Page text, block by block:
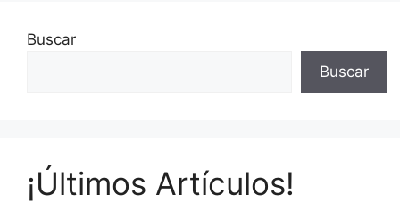
Buscar
Buscar
¡Últimos Artículos!